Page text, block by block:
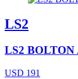
LS2
LS2
USD 191